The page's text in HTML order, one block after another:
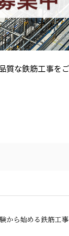
な鉄筋工事をご
から始める鉄筋工